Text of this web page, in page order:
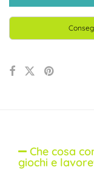
Che cosa
giochi e